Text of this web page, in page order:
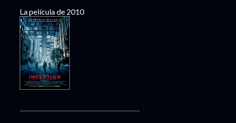
La película de 2010